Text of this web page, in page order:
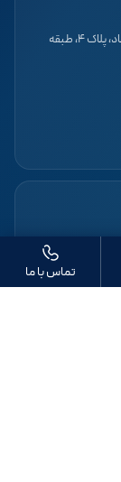
تهران، سهروردی شمالی، خیابان خرمشهر، کوچه فرهاد، پلاک ۴، طبقه
تماس با ما